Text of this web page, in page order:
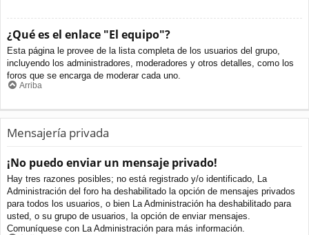
¿Qué es el enlace "El equipo"?
Esta página le provee de la lista completa de los usuarios del grupo,
incluyendo los administradores, moderadores y otros detalles, como los
foros que se encarga de moderar cada uno.
Arriba
Mensajería privada
¡No puedo enviar un mensaje privado!
Hay tres razones posibles; no está registrado y/o identificado, La
Administración del foro ha deshabilitado la opción de mensajes privados
para todos los usuarios, o bien La Administración ha deshabilitado para
usted, o su grupo de usuarios, la opción de enviar mensajes.
Comuníquese con La Administración para más información.